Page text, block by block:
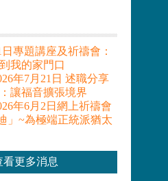
日專題講座及祈禱會：
我的家門口
年7月21日 述職分享
讓福音擴張境界
年6月2日網上祈禱會
」~為極端正統派猶太
看更多消息